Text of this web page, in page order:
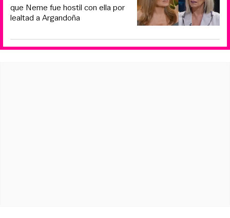
que Neme fue hostil con ella por
lealtad a Argandoña